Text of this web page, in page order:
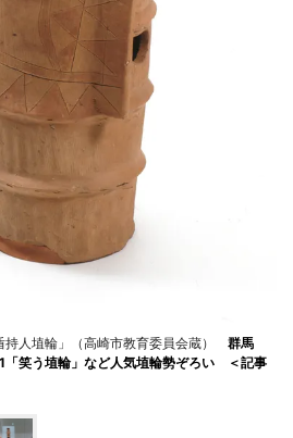
持人埴輪」（高崎市教育委員会蔵） 群馬
「笑う埴輪」など人気埴輪勢ぞろい ＜記事